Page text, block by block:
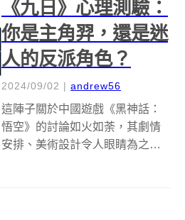
《九日》心理測驗：
你是主角羿，還是迷
人的反派角色？
2024/09/02 | andrew56
這陣子關於中國遊戲《黑神話：
悟空》的討論如火如荼，其劇情
安排、美術設計令人眼睛為之一